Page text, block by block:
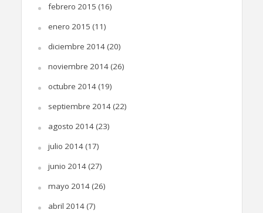
febrero 2015 (16)
enero 2015 (11)
diciembre 2014(20)
noviembre 2014(26)
octubre 2014(19)
septiembre 2014(22)
agosto 2014(23)
julio 2014(17)
junio 2014(27)
mayo 2014(26)
abril 2014(7)